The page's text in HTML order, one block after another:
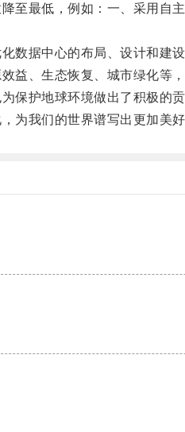
最低，例如：一、采用自
据中心的布局、设计和建设
、生态恢复、城市绿化等，
护地球环境做出了积极的贡
我们的世界谱写出更加美好